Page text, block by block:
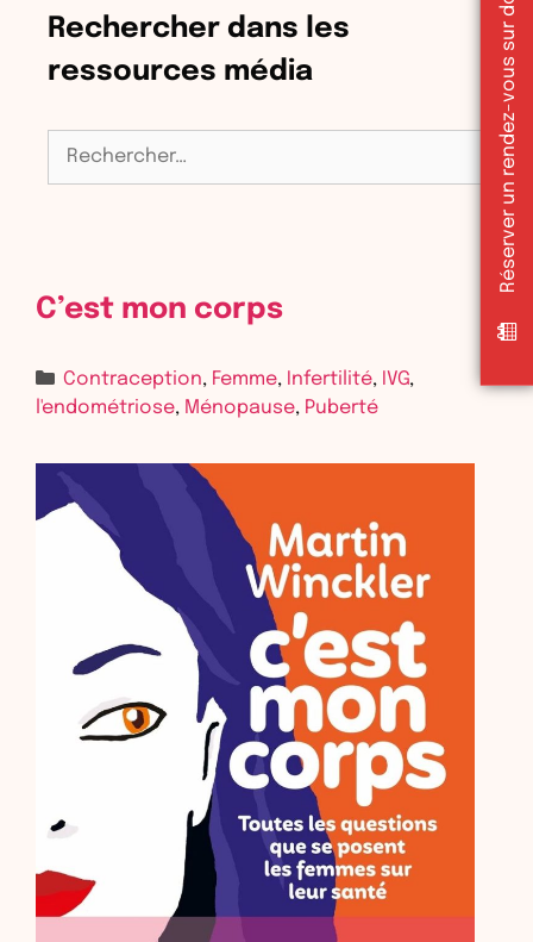
C’est mon corps
Contraception, Femme, Infertilité, IVG,
l'endométriose, Ménopause, Puberté
Rechercher dans les
ressources média
Rechercher : Réserver un rendez-vous sur doctolib